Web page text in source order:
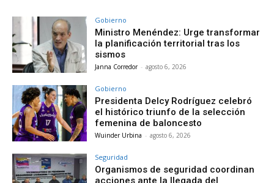
Gobierno
Ministro Menéndez: Urge transformar
la planificación territorial tras los
sismos
Janna Corredor - agosto 6, 2026
Gobierno
Presidenta Delcy Rodríguez celebró
el histórico triunfo de la selección
femenina de baloncesto
Wuinder Urbina - agosto 6, 2026
Seguridad
Organismos de seguridad coordinan
acciones ante la llegada del